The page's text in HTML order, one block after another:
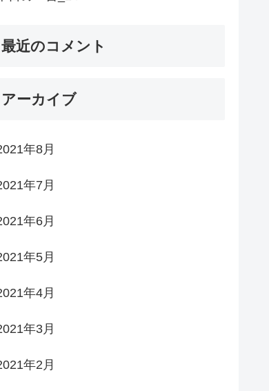
最近のコメント
アーカイブ
年8月
年7月
年6月
年5月
年4月
年3月
年2月